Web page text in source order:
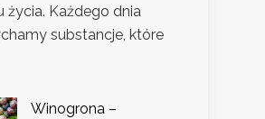
życia. Każdego dnia
substancje, które
Winogrona –